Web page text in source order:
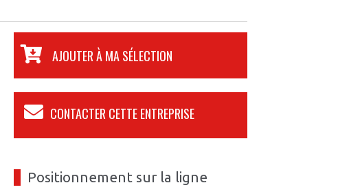
AJOUTER À MA SÉLECTION
CONTACTER CETTE ENTREPRISE
Positionnement sur la ligne